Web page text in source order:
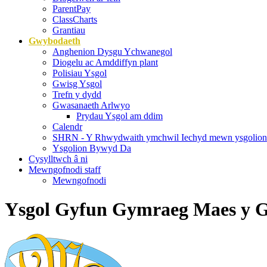
ParentPay
ClassCharts
Grantiau
Gwybodaeth
Anghenion Dysgu Ychwanegol
Diogelu ac Amddiffyn plant
Polisiau Ysgol
Gwisg Ysgol
Trefn y dydd
Gwasanaeth Arlwyo
Prydau Ysgol am ddim
Calendr
SHRN - Y Rhwydwaith ymchwil Iechyd mewn ysgolion
Ysgolion Bywyd Da
Cysylltwch â ni
Mewngofnodi staff
Mewngofnodi
Ysgol Gyfun Gymraeg Maes y